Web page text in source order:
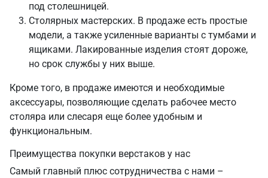
под столешницей.
Столярных мастерских. В продаже есть простые
модели, а также усиленные варианты с тумбами и
ящиками. Лакированные изделия стоят дороже,
но срок службы у них выше.
Кроме того, в продаже имеются и необходимые
аксессуары, позволяющие сделать рабочее место
столяра или слесаря еще более удобным и
функциональным.
Преимущества покупки верстаков у нас
Самый главный плюс сотрудничества с нами –